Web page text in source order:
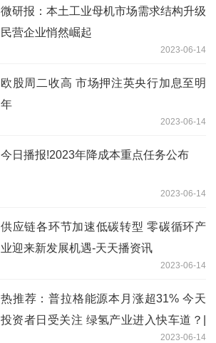
微研报：本土工业母机市场需求结构升级
民营企业悄然崛起
2023-06-14
欧股周二收高 市场押注英央行加息至明
年
2023-06-14
今日播报!2023年降成本重点任务公布
2023-06-14
供应链各环节加速低碳转型 零碳循环产
业迎来新发展机遇-天天播资讯
2023-06-14
热推荐：普拉格能源本月涨超31% 今天
投资者日受关注 绿氢产业进入快车道？|
2023-06-14